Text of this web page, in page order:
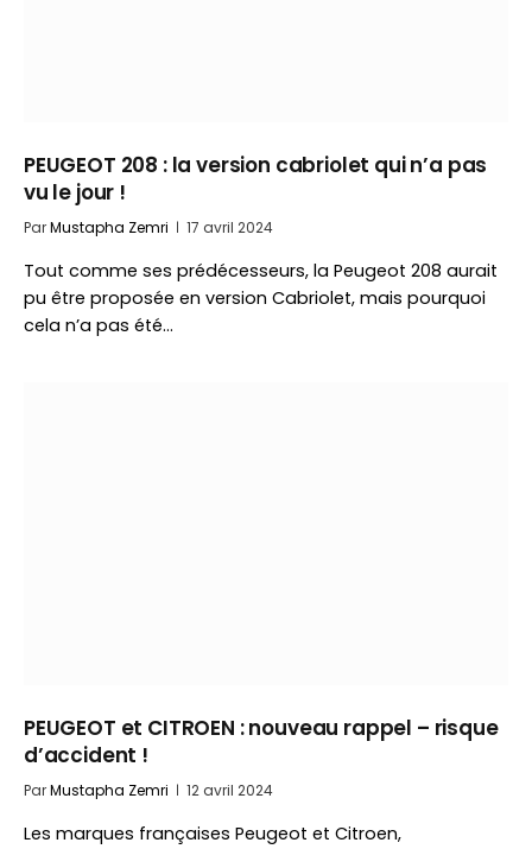
PEUGEOT 208 : la version cabriolet qui n’a pas
vu le jour !
ParMustapha Zemri 17 avril 2024
Tout comme ses prédécesseurs, la Peugeot 208 aurait
pu être proposée en version Cabriolet, mais pourquoi
cela n’a pas été…
PEUGEOT et CITROEN : nouveau rappel – risque
d’accident !
ParMustapha Zemri 12 avril 2024
Les marques françaises Peugeot et Citroen,